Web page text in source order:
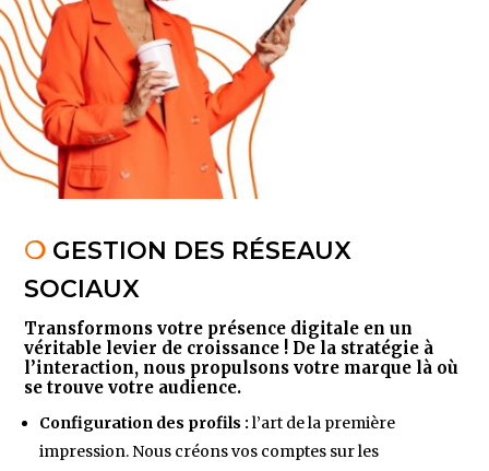
❍ GESTION DES RÉSEAUX
SOCIAUX
Transformons votre présence digitale en un
véritable levier de croissance ! De la stratégie à
l’interaction, nous propulsons votre marque là où
se trouve votre audience.
Configuration des profils :l’art de la première
impression. Nous créons vos comptes sur les